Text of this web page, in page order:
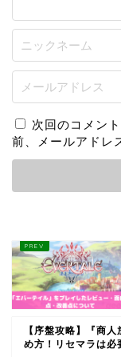
次回のコメン
前、メールアドレ
【序盤攻略】『商
め方！リセマラは必